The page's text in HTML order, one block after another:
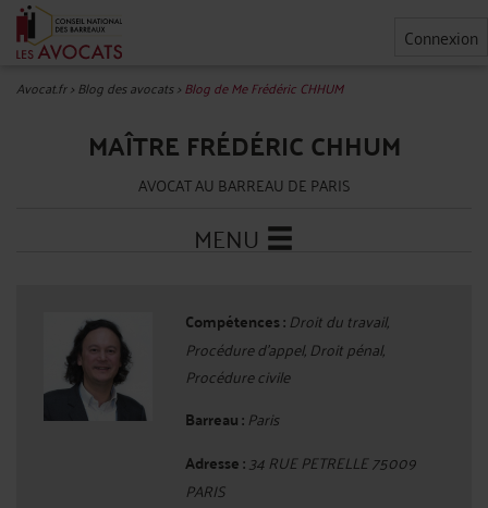
Connexion
Avocat.fr>Blog des avocats>Blog de Me Frédéric CHHUM
MAÎTRE FRÉDÉRIC CHHUM
AVOCAT AU BARREAU DE PARIS
MENU
Compétences : Droit du travail,
Procédure d'appel, Droit pénal,
Procédure civile
Barreau : Paris
Adresse :34 RUE PETRELLE 75009
PARIS